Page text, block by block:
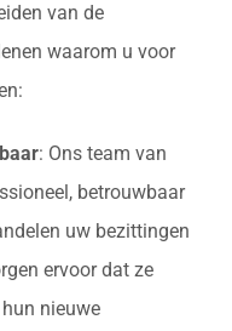
van de
waarom u voor
: Ons team van
betrouwbaar
uw bezittingen
ervoor dat ze
nieuwe